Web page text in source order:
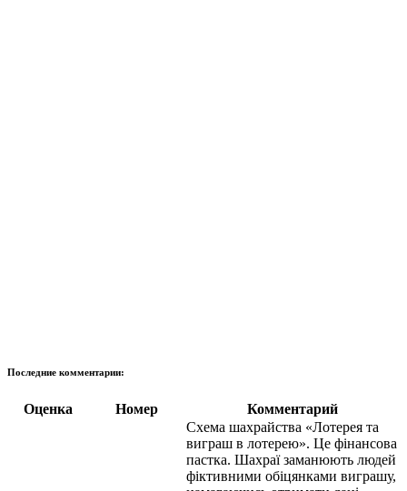
Последние комментарии:
Оценка Номер
Комментарий
Схема шахрайства «Лотерея та
виграш в лотерею». Це фінансова
пастка. Шахраї заманюють людей
фіктивними обіцянками виграшу,